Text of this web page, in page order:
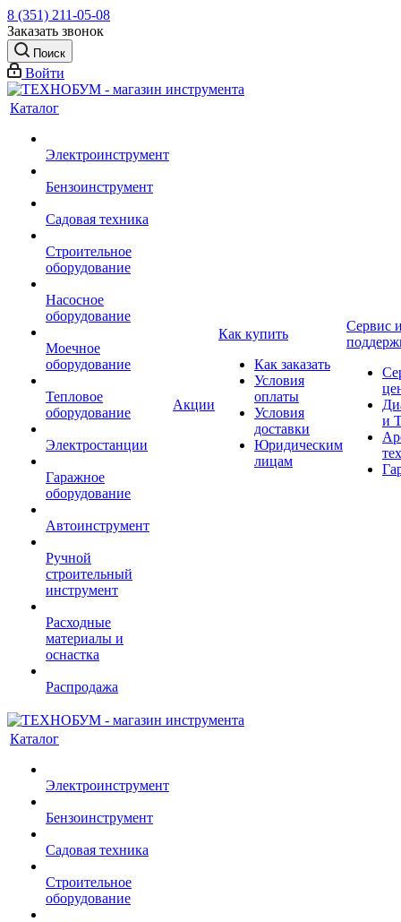
8 (351) 211-05-08
Заказать звонок
Поиск
Войти
Каталог
Электроинструмент
Бензоинструмент
Садовая техника
Строительное
оборудование
Насосное
оборудование
Моечное
оборудование
Тепловое
оборудование
Электростанции
Гаражное
оборудование
Автоинструмент
Ручной
строительный
инструмент
Расходные
материалы и
оснастка
Распродажа
Акции
Как купить
Как заказать
Условия
оплаты
Условия
доставки
Юридическим
лицам
Сервис
и
Каталог
Электроинструмент
Бензоинструмент
Садовая техника
Строительное
оборудование